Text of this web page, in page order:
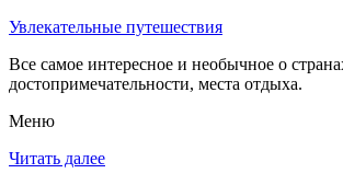
Увлекательные путешествия
Все самое интересное и необычное о
достопримечательности, места отдыха.
Меню
Читать далее